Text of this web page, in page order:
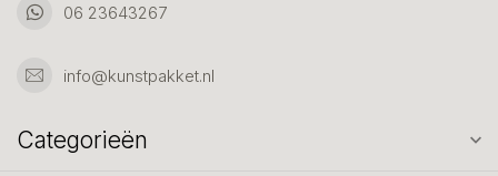
06 23643267
info@kunstpakket.nl
Categorieën